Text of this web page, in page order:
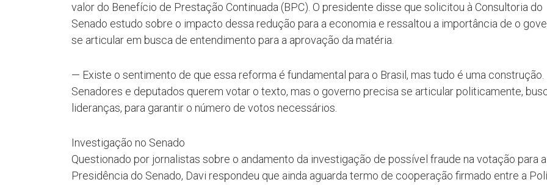
valor do Benefício de Prestação Continuada (BPC). O presidente disse que solicitou à Consultoria do
Senado estudo sobre o impacto dessa redução para a economia e ressaltou a importância de o
se articular em busca de entendimento para a aprovação da matéria.
— Existe o sentimento de que essa reforma é fundamental para o Brasil, mas tudo é uma construção.
Senadores e deputados querem votar o texto, mas o governo precisa se articular politicamente,
lideranças, para garantir o número de votos necessários.
Investigação no Senado
Questionado por jornalistas sobre o andamento da investigação de possível fraude na votação para a
Presidência do Senado, Davi respondeu que ainda aguarda termo de cooperação firmado entre a